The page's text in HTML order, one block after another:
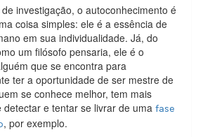
investigação, o autoconhecimento é
coisa simples: ele é a essência de
em sua individualidade. Já, do
um filósofo pensaria, ele é o
que se encontra para
ter a oportunidade de ser mestre de
se conhece melhor, tem mais
detectar e tentar se livrar de umafase
, por exemplo.